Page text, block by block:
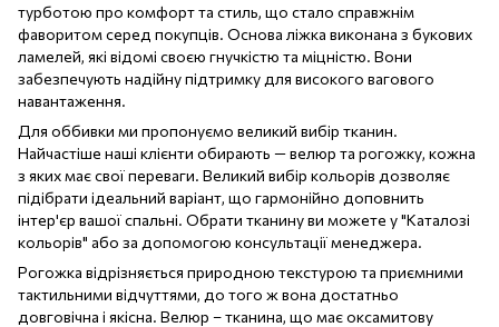
турботою про комфорт та стиль, що стало справжнім
фаворитом серед покупців. Основа ліжка виконана з букових
ламелей, які відомі своєю гнучкістю та міцністю. Вони
забезпечують надійну підтримку для високого вагового
навантаження.
Для оббивки ми пропонуємо великий вибір тканин.
Найчастіше наші клієнти обирають — велюр та рогожку, кожна
з яких має свої переваги. Великий вибір кольорів дозволяє
підібрати ідеальний варіант, що гармонійно доповнить
інтер'єр вашої спальні. Обрати тканину ви можете у "Каталозі
кольорів" або за допомогою консультації менеджера.
Рогожка відрізняється природною текстурою та приємними
тактильними відчуттями, до того ж вона достатньо
довговічна і якісна. Велюр – тканина, що має оксамитову